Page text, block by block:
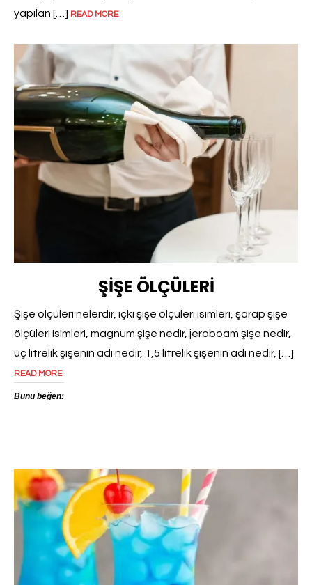
yapılan […] READ MORE
ŞIŞE ÖLÇÜLERI
Şişe ölçüleri nelerdir, içki şişe ölçüleri isimleri, şarap şişe
ölçüleri isimleri, magnum şişe nedir, jeroboam şişe nedir,
üç litrelik şişenin adı nedir, 1,5 litrelik şişenin adı nedir, […]
READ MORE
Bunu beğen: